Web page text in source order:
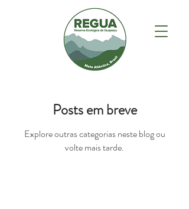
Posts em breve
Explore outras categorias neste blog ou
volte mais tarde.